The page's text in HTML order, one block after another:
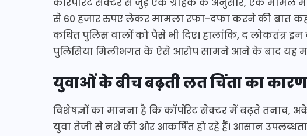
कॉरपोरेट सेक्टर से जुड़े एक ग्राहक के अनुसार, एक मामले में
से 60 हजार रुपए लेकर मामला रफा-दफा करने की बात
कथित पुलिस वालों को पैसे भी दिए। हालांकि, द लोकतंत्र इन
पुलिसिया मिलीभगत के ऐसे आरोप सामने आने के बाद यह
युवाओं के बीच बढ़ती लत चिंता का कारण
विशेषज्ञों का मानना है कि कॉर्पोरेट सेक्टर में बढ़ते
युवा तेजी से नशे की ओर आकर्षित हो रहे हैं। आसान